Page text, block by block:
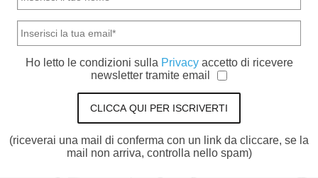
Ho letto le condizioni sulla Privacy accetto di ricevere
newsletter tramite email
CLICCA QUI PER ISCRIVERTI
(riceverai una mail di conferma con un link da cliccare, se la
mail non arriva, controlla nello spam)